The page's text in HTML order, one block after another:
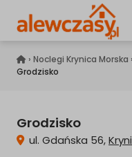
alewczasy.pl
› Noclegi Krynica Morska ›
Grodzisko
Grodzisko
ul. Gdańska 56,